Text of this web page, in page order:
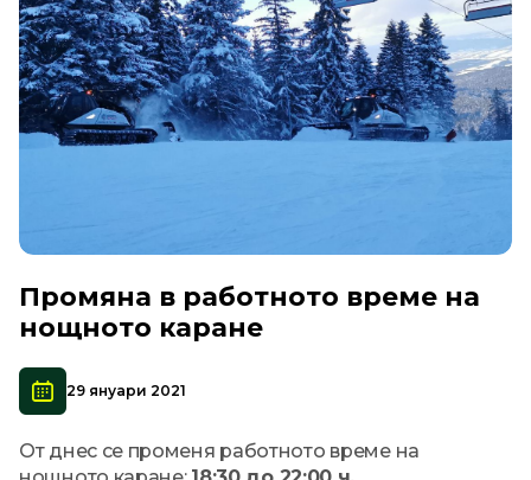
Промяна в работното време на
нощното каране
29 януари 2021
От днес се променя работното време на